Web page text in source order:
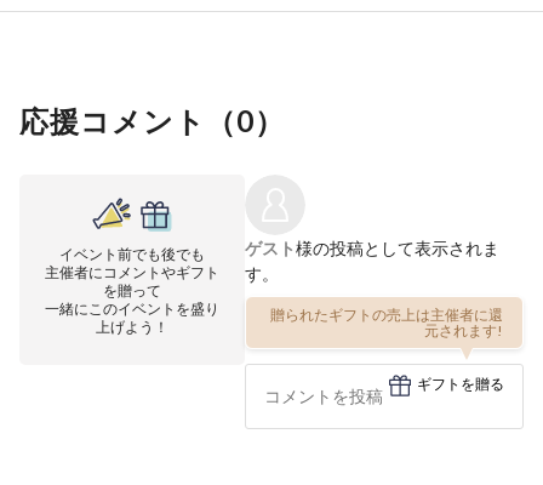
応援コメント（0）
イベント前でも後でも
主催者にコメントやギフト
を贈って
一緒にこのイベントを盛り
上げよう！
ゲスト様の投稿として表示されま
す。
贈られたギフトの売上は主催者に還
元されます!
ギフトを贈る